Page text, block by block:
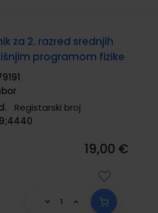
za 2. razred srednjih
programom fizike
Registarski broj
19,00 €